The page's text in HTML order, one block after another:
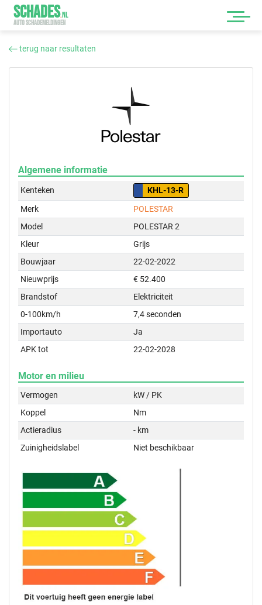
SCHADES.NL
AUTO SCHADEMELDINGEN
terug naar resultaten
Algemene informatie
Kenteken
KHL-13-R
Merk
POLESTAR
Model
POLESTAR 2
Kleur
Grijs
Bouwjaar
22-02-2022
Nieuwprijs
€ 52.400
Brandstof
Elektriciteit
0-100km/h
7,4 seconden
Importauto
Ja
APK tot
22-02-2028
Motor en milieu
Vermogen
kW / PK
Koppel
Nm
Actieradius
- km
Zuinigheidslabel
Niet beschikbaar